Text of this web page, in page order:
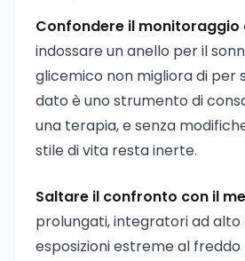
Confondere il monitoraggio
indossare un anello per il
glicemico non migliora di per
dato è uno strumento di
una terapia, e senza
stile di vita resta inerte.
Saltare il confronto con il
prolungati, integratori ad alto
esposizioni estreme al freddo